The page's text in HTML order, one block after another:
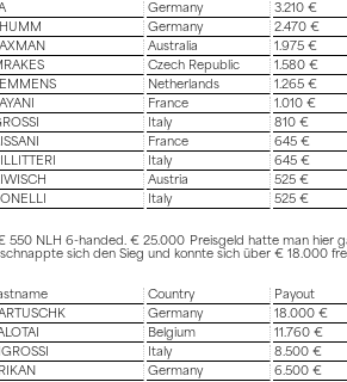
Germany
3.210 €
Germany
2.470 €
Australia
1.975 €
Czech Republic
1.580 €
Netherlands
1.265 €
France
1.010 €
Italy
810 €
France
645 €
Italy
645 €
Austria
525 €
Italy 525 €
NLH 6-handed. € 25.000 Preisgeld hatte man hier
sich den Sieg und konnte sich über € 18.000
Country
Payout
Germany
18.000 €
Belgium
11.760 €
Italy
8.500 €
Germany
6.500 €